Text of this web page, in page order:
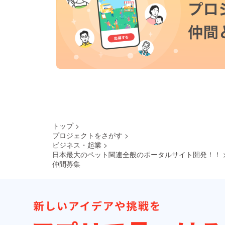
トップ >
プロジェクトをさがす >
ビジネス・起業 >
日本最大のペット関連全般のポータルサイト開発！！
仲間募集